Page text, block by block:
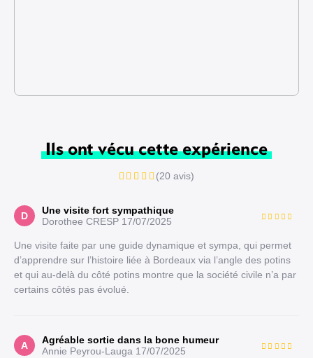
Ils ont vécu cette expérience
(20 avis)
D
Une visite fort sympathique
Dorothee CRESP 17/07/2025
Une visite faite par une guide dynamique et sympa, qui permet
d’apprendre sur l’histoire liée à Bordeaux via l’angle des potins
et qui au-delà du côté potins montre que la société civile n’a par
certains côtés pas évolué.
A
Agréable sortie dans la bone humeur
Annie Peyrou-Lauga 17/07/2025